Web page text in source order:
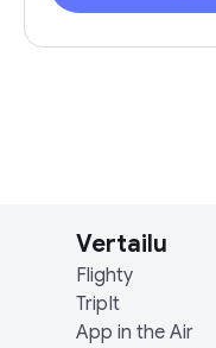
Vertailu
Flighty
TripIt
App in the Air